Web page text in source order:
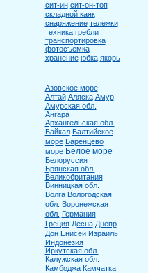
сит-ин сит-он-топ
складной каяк
снаряжение тележки
техника гребли
транспортировка
фотосъемка
хранение юбка якорь
Азовское море
Алтай Аляска Амур
Амурская обл.
Ангара
Архангельская обл.
Байкал Балтийское
море Баренцево
море Белое море
Белоруссия
Брянская обл.
Великобритания
Винницкая обл.
Волга Вологодская
обл. Воронежская
обл. Германия
Греция Десна Днепр
Дон Енисей Израиль
Индонезия
Иркутская обл.
Калужская обл.
Камбоджа Камчатка